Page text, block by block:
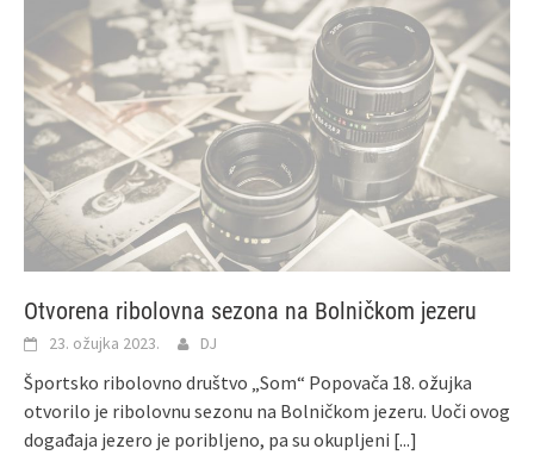
Otvorena ribolovna sezona na Bolničkom jezeru
23. ožujka 2023. DJ
Športsko ribolovno društvo „Som“ Popovača 18. ožujka
otvorilo je ribolovnu sezonu na Bolničkom jezeru. Uoči ovog
događaja jezero je poribljeno, pa su okupljeni [...]